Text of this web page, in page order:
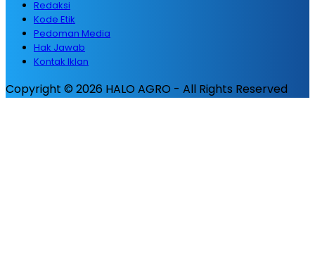
Redaksi
Kode Etik
Pedoman Media
Hak Jawab
Kontak Iklan
Copyright © 2026 HALO AGRO - All Rights Reserved